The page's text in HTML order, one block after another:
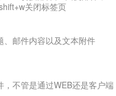
关闭标签页
、邮件内容以及文本附件
，不管是通过WEB还是客户端